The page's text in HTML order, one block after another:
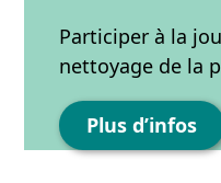
Participer à la
nettoyage de la
Plus d’infos